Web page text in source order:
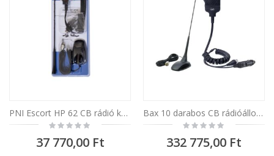
PNI Escort HP 62 CB rádió készlet + PNI Extra 48 CB antenna
Rating:
0%
37 770,00 Ft
Bax 10 darabos CB rádióállomás készlettel PNI Escort HP 62 és PNI Extra 48 antennával, mágnessel együtt, ASQ, RF erősítéssel
Rating:
0%
332 775,00 Ft